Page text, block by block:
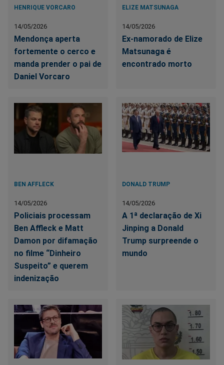
HENRIQUE VORCARO
14/05/2026
Mendonça aperta
fortemente o cerco e
manda prender o pai de
Daniel Vorcaro
ELIZE MATSUNAGA
14/05/2026
Ex-namorado de Elize
Matsunaga é
encontrado morto
BEN AFFLECK
14/05/2026
Policiais processam
Ben Affleck e Matt
Damon por difamação
no filme “Dinheiro
Suspeito” e querem
indenização
DONALD TRUMP
14/05/2026
A 1ª declaração de Xi
Jinping a Donald
Trump surpreende o
mundo